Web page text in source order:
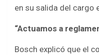
en su salida del cargo
“Actuamos a
Bosch explicó que el